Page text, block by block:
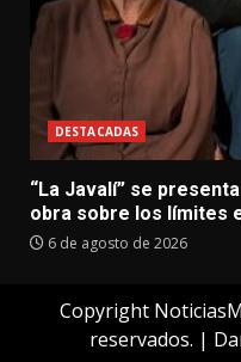
DESTACADAS
“La Javalí” se
obra sobre los límites
6 de agosto de 2026
Copyright
reservados. |